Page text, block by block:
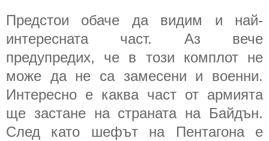
Предстои обаче да видим и най-
интересната част. Аз вече
предупредих, че в този комплот не
може да не са замесени и военни.
Интересно е каква част от армията
ще застане на страната на Байдън.
След като шефът на Пентагона е